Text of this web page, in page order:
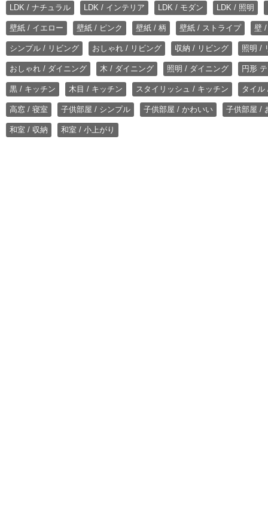
LDK / ナチュラル LDK / インテリア LDK / モダン LDK / 照明
壁紙 / イエロー 壁紙 / ピンク 壁紙 / 柄 壁紙 / ストライプ 壁
シンプル / リビング おしゃれ / リビング 収納 / リビング 照明 /
おしゃれ / ダイニング 木 / ダイニング 照明 / ダイニング 円形
黒 / キッチン 木目 / キッチン スタイリッシュ / キッチン タイル
高窓 / 寝室 子供部屋 / シンプル 子供部屋 / かわいい 子供部屋 /
和室 / 収納 和室 / 小上がり